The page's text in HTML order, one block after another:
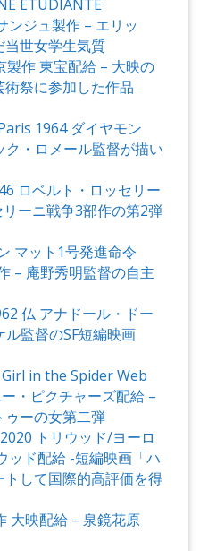
ETUDIANTE
ンジュ製作 – エリッ
当世女学生気質
製作 東宝配給 – 大映の
祭に参加した作品
1964 ダイヤモン
ク・ロメール監督が描い
ロベルト・ロッセリー
ーニ戦争3部作の第2弾
マット1号発進命令
– 庵野秀明監督の自主
仏 アナドール・ドー
監督のSF短編映画
in the Spider Web
・ピクチャーズ配給 –
ゥーの女第二弾
トリウッド/ヨーロ
ッド配給 -短編映画「ハ
して国際的高評価を得
大映配給 – 泉鏡花原